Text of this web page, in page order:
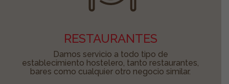
RESTAURANTES
Damos servicio a todo tipo de
establecimiento hostelero, tanto restaurantes,
bares como cualquier otro negocio similar.